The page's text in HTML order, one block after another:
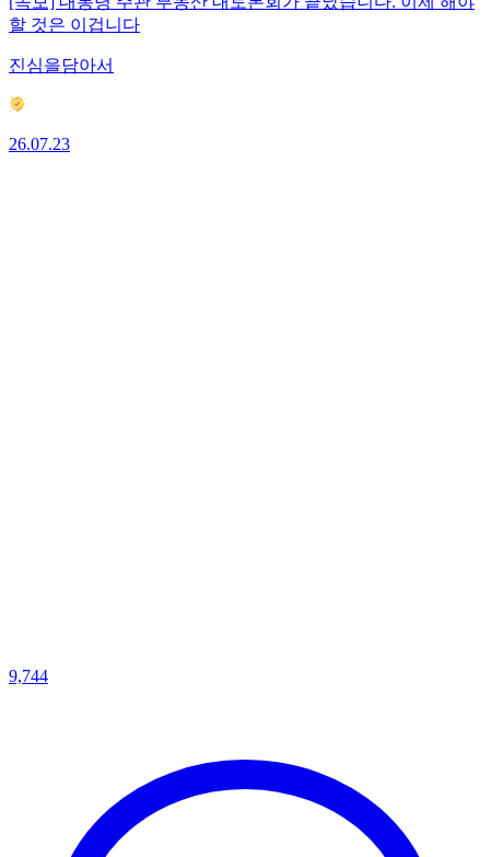
할 것은 이겁니다
진심을담아서
26.07.23
9,744